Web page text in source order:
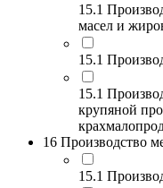
15.1
масел и
15.1
15.1
крупяной
16 Производство
15.1